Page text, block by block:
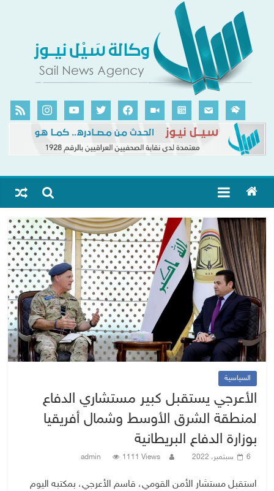
السياسية
الأعرجي يستقبل كبير مستشاري الدفاع
لمنطقة الشرق الأوسط وشمال أفريقيا
بوزارة الدفاع البريطانية
6 سبتمبر، 2022 admin 1111 Views
استقبل مستشار الأمن القومي، قاسم الأعرجي، بمكتبه اليوم